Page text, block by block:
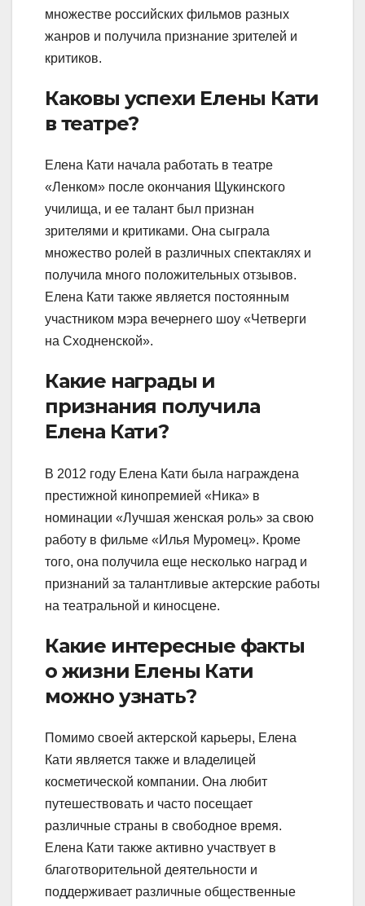
множестве российских фильмов разных
жанров и получила признание зрителей и
критиков.
Каковы успехи Елены Кати
в театре?
Елена Кати начала работать в театре
«Ленком» после окончания Щукинского
училища, и ее талант был признан
зрителями и критиками. Она сыграла
множество ролей в различных спектаклях и
получила много положительных отзывов.
Елена Кати также является постоянным
участником мэра вечернего шоу «Четверги
на Сходненской».
Какие награды и
признания получила
Елена Кати?
В 2012 году Елена Кати была награждена
престижной кинопремией «Ника» в
номинации «Лучшая женская роль» за свою
работу в фильме «Илья Муромец». Кроме
того, она получила еще несколько наград и
признаний за талантливые актерские работы
на театральной и киносцене.
Какие интересные факты
о жизни Елены Кати
можно узнать?
Помимо своей актерской карьеры, Елена
Кати является также и владелицей
косметической компании. Она любит
путешествовать и часто посещает
различные страны в свободное время.
Елена Кати также активно участвует в
благотворительной деятельности и
поддерживает различные общественные